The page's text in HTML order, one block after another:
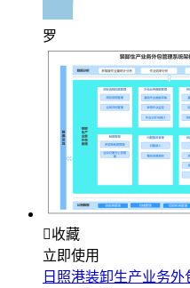
罗
收藏
立即使用
日照港装卸生产业务外